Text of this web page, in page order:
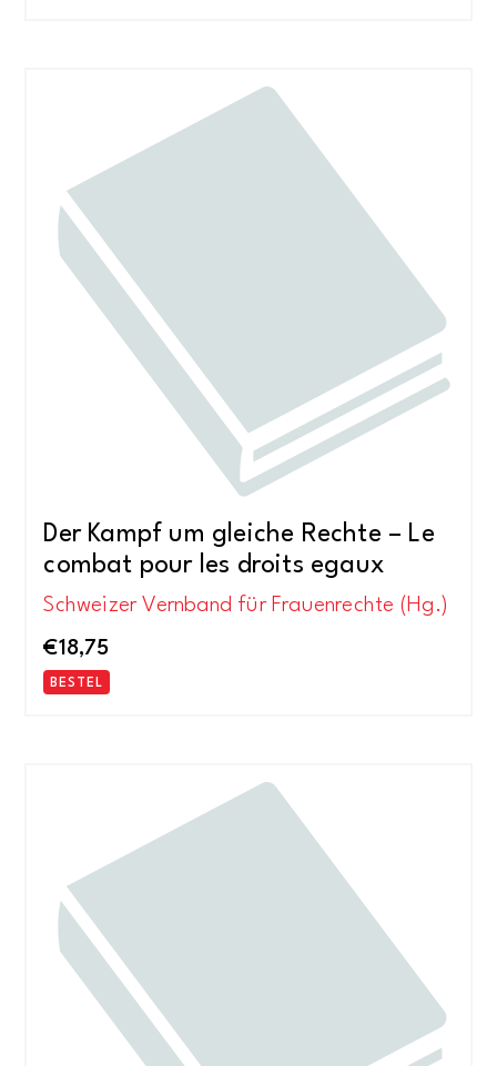
Der Kampf um gleiche Rechte – Le
combat pour les droits egaux
Schweizer Vernband für Frauenrechte (Hg.)
€18,75
BESTEL